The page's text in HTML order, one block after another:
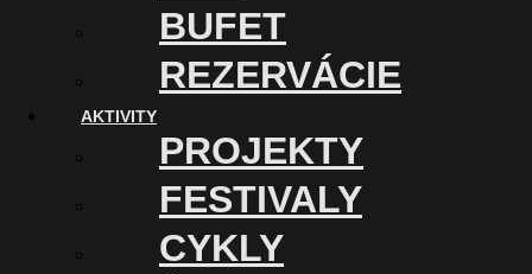
BUFET
REZERVÁCIE
AKTIVITY
PROJEKTY
FESTIVALY
CYKLY